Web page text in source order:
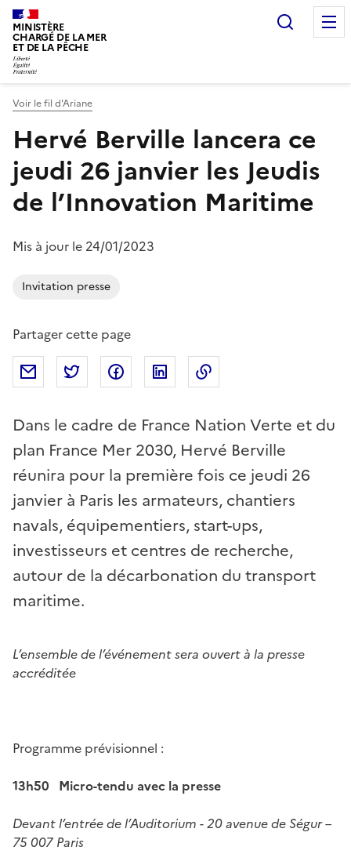
MINISTÈRE
CHARGÉ DE LA MER
ET DE LA PÊCHE
Voir le fil d'Ariane
Hervé Berville lancera ce
jeudi 26 janvier les Jeudis
de l’Innovation Maritime
Mis à jour le 24/01/2023
Invitation presse
Partager cette page
Partager par mailPartager sur Twitter
Partager sur Facebook
Partager sur Linkedin
Dans le cadre de France Nation Verte et du
plan France Mer 2030, Hervé Berville
réunira pour la première fois ce jeudi 26
janvier à Paris les armateurs, chantiers
navals, équipementiers, start-ups,
investisseurs et centres de recherche,
autour de la décarbonation du transport
maritime.
L’ensemble de l’événement sera ouvert à la presse
accréditée
Programme prévisionnel :
13h50 Micro-tendu avec la presse
Devant l’entrée de l’Auditorium - 20 avenue de Ségur –
75 007 Paris